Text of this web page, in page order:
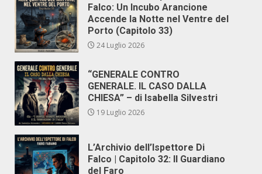
Falco: Un Incubo Arancione
Accende la Notte nel Ventre del
Porto (Capitolo 33)
24 Luglio 2026
“GENERALE CONTRO
GENERALE. IL CASO DALLA
CHIESA” – di Isabella Silvestri
19 Luglio 2026
L’Archivio dell’Ispettore Di
Falco | Capitolo 32: Il Guardiano
del Faro